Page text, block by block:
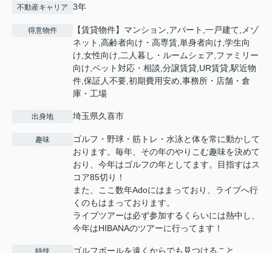
不動産キャリア 3年
得意物件
【賃貸物件】マンション,アパート,一戸建て,メゾ
ネット,高齢者向け・高専賃,単身者向け,学生向
け,女性向け,二人暮し・ルームシェア,ファミリー
向け,ペット対応・相談,分譲賃貸,UR賃貸,駅近物
件,保証人不要,初期費用安め,事務所・店舗・倉
庫・工場
出身地 埼玉県久喜市
趣味
ゴルフ・野球・筋トレ・水泳と体を常に動かして
おります。毎年、その年のやりこむ趣味を決めて
おり、今年はゴルフの年としてます。目指すはス
コア85切り！
また、ここ数年Adoにはまっており、ライブへ行
くのもはまっております。
ライブツアーは必ず参加するくらいには熱中し、
今年はHIBANAのツアーに行ってます！
特技 ゴルフボールを遠くからでも見つけること